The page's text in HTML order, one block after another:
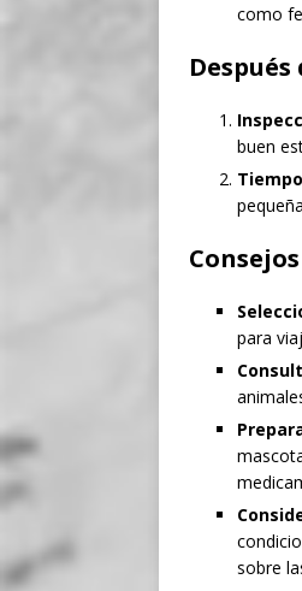
como
buen
para
sobre